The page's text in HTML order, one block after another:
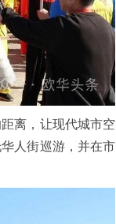
离，让现代城市空
人街巡游，并在市